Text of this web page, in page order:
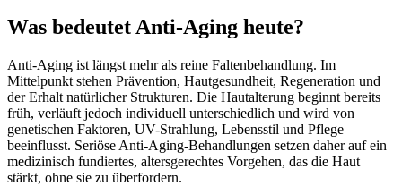
Was bedeutet Anti-Aging heute?
Anti-Aging ist längst mehr als reine Faltenbehandlung. Im
Mittelpunkt stehen Prävention, Hautgesundheit, Regeneration und
der Erhalt natürlicher Strukturen. Die Hautalterung beginnt bereits
früh, verläuft jedoch individuell unterschiedlich und wird von
genetischen Faktoren, UV-Strahlung, Lebensstil und Pflege
beeinflusst. Seriöse Anti-Aging-Behandlungen setzen daher auf ein
medizinisch fundiertes, altersgerechtes Vorgehen, das die Haut
stärkt, ohne sie zu überfordern.